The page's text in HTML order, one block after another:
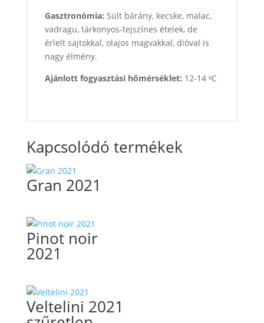
Gasztronómia: Sült bárány, kecske, malac,
vadragu, tárkonyos-tejszínes ételek, de
érlelt sajtokkal, olajos magvakkal, dióval is
nagy élmény.
Ajánlott fogyasztási hőmérséklet: 12-14 ᵒC
Kapcsolódó termékek
Gran 2021
Pinot noir
2021
Veltelini 2021